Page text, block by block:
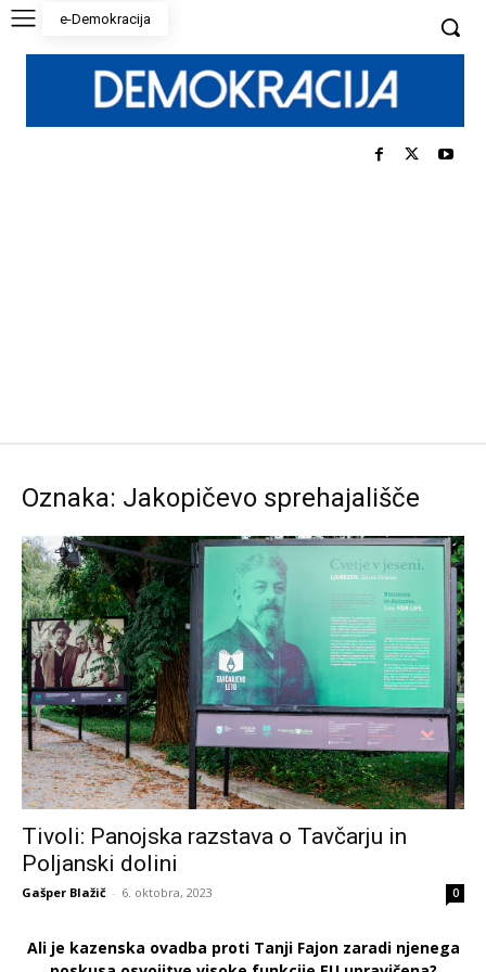
e-Demokracija
Oznaka: Jakopičevo sprehajališče
Tivoli: Panojska razstava o Tavčarju in
Poljanski dolini
Gašper Blažič - 6. oktobra, 2023 0
Ali je kazenska ovadba proti Tanji Fajon zaradi njenega